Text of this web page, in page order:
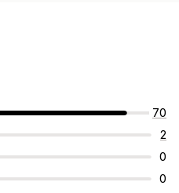
70
2
0
0